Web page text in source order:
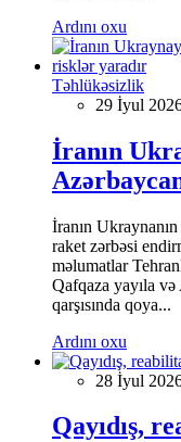
Ardını oxu
Təhlükəsizlik
29 İyul
İranın
İranın
raket zərbəsi
məlumatlar
Qafqaza yayıla
qarşısında qoya...
Ardını oxu
28 İyul
Qayıdış,